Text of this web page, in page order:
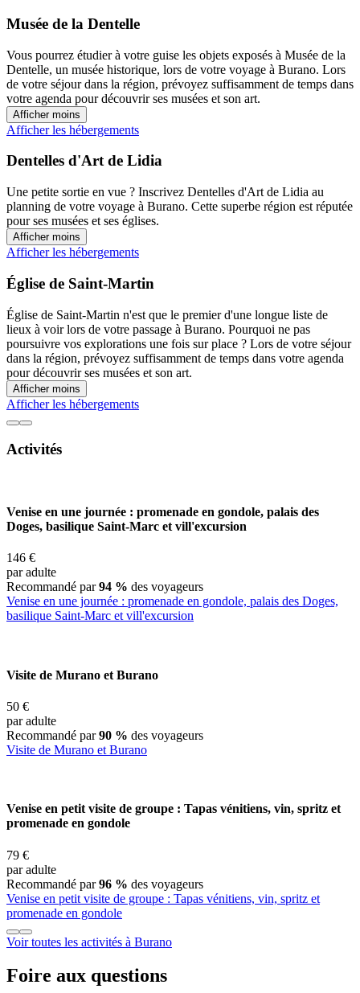
Musée de la Dentelle
Vous pourrez étudier à votre guise les objets exposés à Musée de la
Dentelle, un musée historique, lors de votre voyage à Burano. Lors
de votre séjour dans la région, prévoyez suffisamment de temps dans
votre agenda pour découvrir ses musées et son art.
Afficher moins
Afficher les hébergements
Dentelles d'Art de Lidia
Une petite sortie en vue ? Inscrivez Dentelles d'Art de Lidia au
planning de votre voyage à Burano. Cette superbe région est réputée
pour ses musées et ses églises.
Afficher moins
Afficher les hébergements
Église de Saint-Martin
Église de Saint-Martin n'est que le premier d'une longue liste de
lieux à voir lors de votre passage à Burano. Pourquoi ne pas
poursuivre vos explorations une fois sur place ? Lors de votre séjour
dans la région, prévoyez suffisamment de temps dans votre agenda
pour découvrir ses musées et son art.
Afficher moins
Afficher les hébergements
Activités
Venise en une journée : promenade en gondole, palais des
Doges, basilique Saint-Marc et vill'excursion
146 €
par adulte
Recommandé par94 % des voyageurs
Venise en une journée : promenade en gondole, palais des Doges,
basilique Saint-Marc et vill'excursion
Visite de Murano et Burano
50 €
par adulte
Recommandé par90 % des voyageurs
Visite de Murano et Burano
Venise en petit visite de groupe : Tapas vénitiens, vin, spritz et
promenade en gondole
79 €
par adulte
Recommandé par96 % des voyageurs
Venise en petit visite de groupe : Tapas vénitiens, vin, spritz et
promenade en gondole
Voir toutes les activités à Burano
Foire aux questions